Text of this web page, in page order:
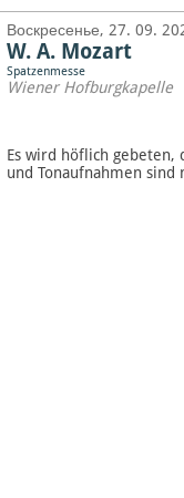
Воскресенье, 27. 09.
W. A. Mozart
Spatzenmesse
Wiener Hofburgkapelle
Es wird höflich gebeten,
und Tonaufnahmen sind